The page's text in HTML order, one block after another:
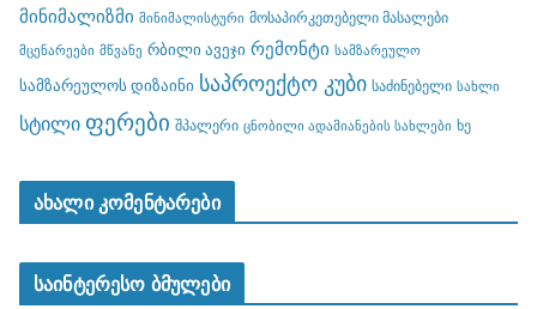
მინიმალიზმი მინიმალისტური მოსაპირკეთებელი მასალები
მცენარეები მწვანე რბილი ავეჯი რემონტი სამზარეულო
სამზარეულოს დიზაინი საპროექტო კუბი საძინებელი სახლი
სტილი ფერები შპალერი ცნობილი ადამიანების სახლები ხე
ახალი კომენტარები
საინტერესო ბმულები